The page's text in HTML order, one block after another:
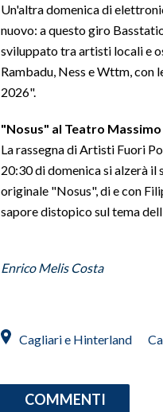
Un'altra domenica di
nuovo: a questo giro
sviluppato tra artisti locali e
Rambadu, Ness e Wttm,
2026".
"Nosus" al Teatro Massimo
La rassegna di Artisti Fuori
20:30 di domenica si alzerà
originale "Nosus", di e con
sapore distopico sul tema
Enrico Melis Costa
Cagliari e Hinterland
COMMENTI